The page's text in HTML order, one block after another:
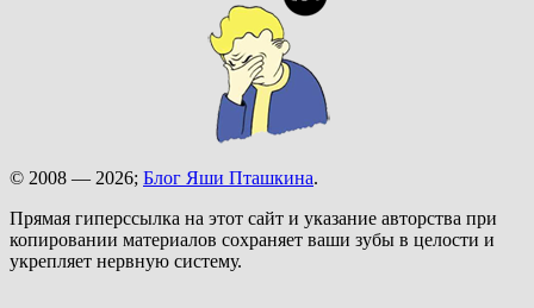
© 2008 — 2026; Блог Яши Пташкина.
Прямая гиперссылка на этот сайт и указание авторства при
копировании материалов сохраняет ваши зубы в целости и
укрепляет нервную систему.